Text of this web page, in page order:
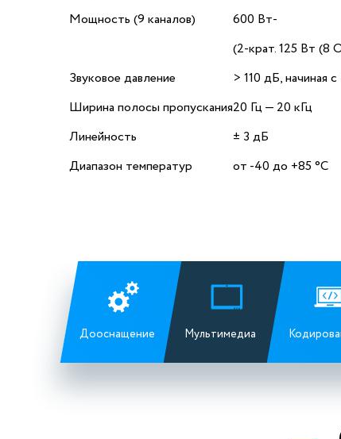
Мощность (9 каналов)
600 Вт‐
(2-крат. 125 Вт (8
Звуковое давление
> 110 дБ, начиная
Ширина полосы пропускания20 Гц — 20 кГц
Линейность
± 3 дБ
Диапазон температур
от -40 до +85 °C
Дооснащение Мультимедиа